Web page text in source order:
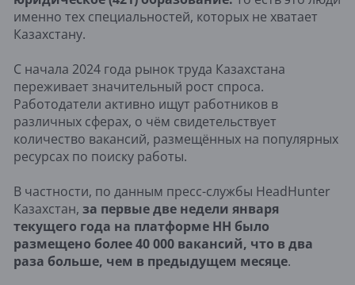
именно тех специальностей, которых не хватает
Казахстану.
С начала 2024 года рынок труда Казахстана
переживает значительный рост спроса.
Работодатели активно ищут работников в
различных сферах, о чём свидетельствует
количество вакансий, размещённых на популярных
ресурсах по поиску работы.
В частности, по данным пресс-службы HeadHunter
Казахстан, за первые две недели января
текущего года на платформе HH было
размещено более 40 000 вакансий, что в два
раза больше, чем в предыдущем месяце.